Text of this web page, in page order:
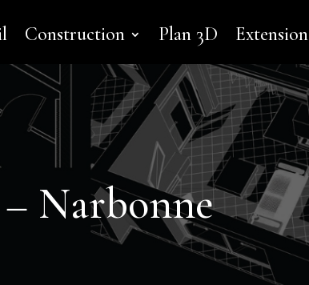
Construction Plan 3D Extension
Narbonne